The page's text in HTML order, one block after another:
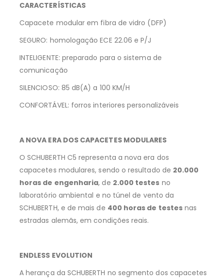
CARACTERÍSTICAS
Capacete modular em fibra de vidro (DFP)
SEGURO: homologação ECE 22.06 e P/J
INTELIGENTE: preparado para o sistema de
comunicação
SILENCIOSO: 85 dB(A) a 100 KM/H
CONFORTÁVEL: forros interiores personalizáveis
A NOVA ERA DOS CAPACETES MODULARES
O SCHUBERTH C5 representa a nova era dos
capacetes modulares, sendo o resultado de 20.000
horas de engenharia, de 2.000 testes no
laboratório ambiental e no túnel de vento da
SCHUBERTH, e de mais de 400 horas de testes nas
estradas alemãs, em condições reais.
ENDLESS EVOLUTION
A herança da SCHUBERTH no segmento dos capacetes